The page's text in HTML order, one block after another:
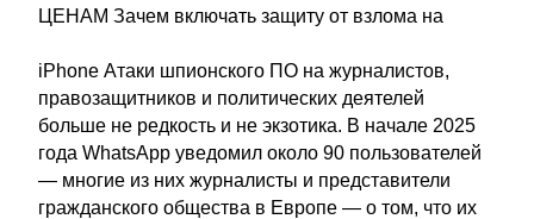
ЦЕНАМ Зачем включать защиту от взлома на
iPhone Атаки шпионского ПО на журналистов,
правозащитников и политических деятелей
больше не редкость и не экзотика. В начале 2025
года WhatsApp уведомил около 90 пользователей
— многие из них журналисты и представители
гражданского общества в Европе — о том, что их